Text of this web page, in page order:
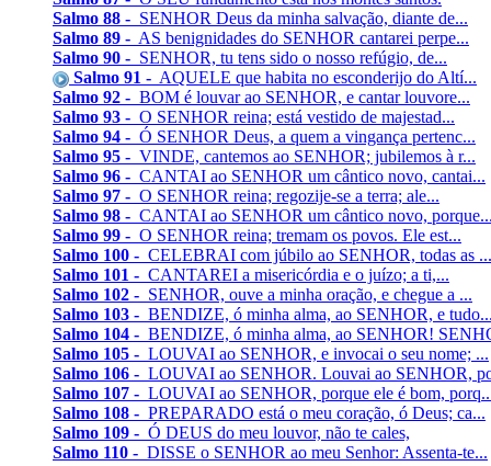
Salmo 88 - SENHOR Deus da minha salvação, diante de...
Salmo 89 - AS benignidades do SENHOR cantarei perpe...
Salmo 90 - SENHOR, tu tens sido o nosso refúgio, de...
Salmo 91 - AQUELE que habita no esconderijo do Altí...
Salmo 92 - BOM é louvar ao SENHOR, e cantar louvore...
Salmo 93 - O SENHOR reina; está vestido de majestad...
Salmo 94 - Ó SENHOR Deus, a quem a vingança pertenc...
Salmo 95 - VINDE, cantemos ao SENHOR; jubilemos à r...
Salmo 96 - CANTAI ao SENHOR um cântico novo, cantai...
Salmo 97 - O SENHOR reina; regozije-se a terra; ale...
Salmo 98 - CANTAI ao SENHOR um cântico novo, porque...
Salmo 99 - O SENHOR reina; tremam os povos. Ele est...
Salmo 100 - CELEBRAI com júbilo ao SENHOR, todas as ...
Salmo 101 - CANTAREI a misericórdia e o juízo; a ti,...
Salmo 102 - SENHOR, ouve a minha oração, e chegue a ...
Salmo 103 - BENDIZE, ó minha alma, ao SENHOR, e tudo...
Salmo 104 - BENDIZE, ó minha alma, ao SENHOR!
Salmo 105 - LOUVAI ao SENHOR, e invocai o seu nome; ...
Salmo 106 - LOUVAI ao SENHOR. Louvai ao SENHOR,
Salmo 107 - LOUVAI ao SENHOR, porque ele é bom,
Salmo 108 - PREPARADO está o meu coração, ó Deus; ca...
Salmo 109 - Ó DEUS do meu louvor, não te cales,
Salmo 110 - DISSE o SENHOR ao meu Senhor: Assenta-te...